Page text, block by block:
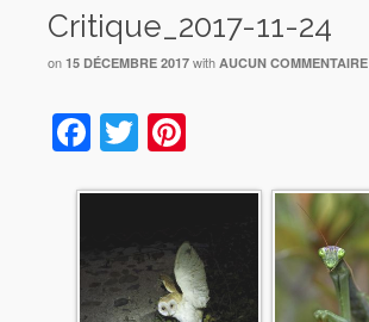
Critique_2017-11-24
on 15 DÉCEMBRE 2017 with AUCUN COMMENTAIRE
Facebook
Twitter